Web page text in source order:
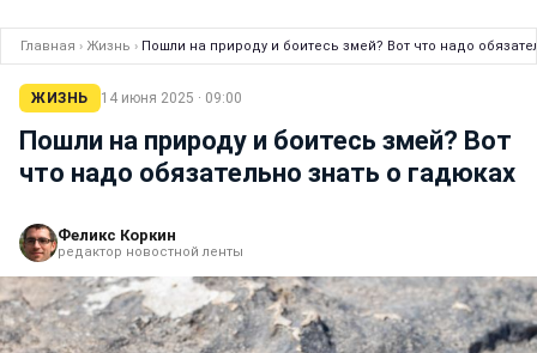
Главная › Жизнь › Пошли на природу и боитесь змей? Вот что надо
ЖИЗНЬ 14 июня 2025 · 09:00
Пошли на природу и боитесь змей? Вот
что надо обязательно знать о гадюках
Феликс Коркин
редактор новостной ленты